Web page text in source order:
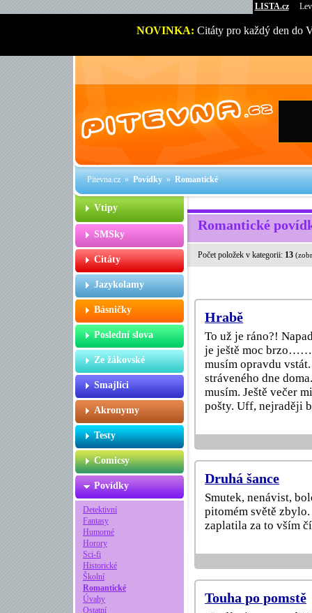
LISTA.cz
NOVINKA: Citáty pro každý den do
Pitevna.cz»Povídky»Romantické
Vtipy
SMSky
Citáty
Jazykolamy
Básničky
Poslední slova
Ze žákovské
Smajlíci
Akronymy
Testy
Comicsy
Povídky
Detektivní
Fantasy
Humorné
Horory
Sci-fi
Historické
Školní
Romantické
Úvahy
Ostatní
Romantické
Počet položek v kategorii: 13
Hrabě
To už je ráno?!
je ještě moc
musím opravdu
stráveného dne
musím. Ještě večer
pošty. Uff, nejraději
Druhá šance
Smutek, nenávist,
pitomém světě
zaplatila za to vším
Touha po pomstě